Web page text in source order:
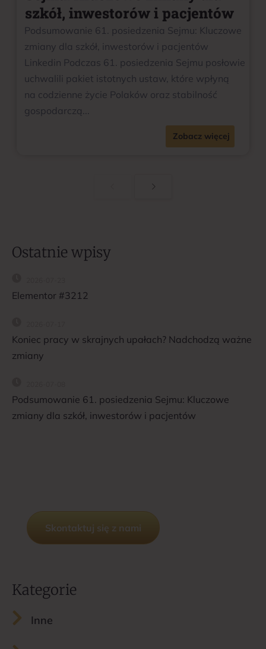
szkół, inwestorów i pacjentów
Podsumowanie 61. posiedzenia Sejmu: Kluczowe
zmiany dla szkół, inwestorów i pacjentów
Linkedin Podczas 61. posiedzenia Sejmu posłowie
uchwalili pakiet istotnych ustaw, które wpłyną
na codzienne życie Polaków oraz stabilność
gospodarczą...
Zobacz więcej
Ostatnie wpisy
Elementor #3212
Koniec pracy w skrajnych upałach? Nadchodzą ważne
zmiany
Podsumowanie 61. posiedzenia Sejmu: Kluczowe
zmiany dla szkół, inwestorów i pacjentów
Skontaktuj się z nami
Kategorie
Inne